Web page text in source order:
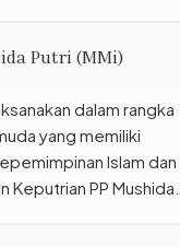
oleh 38 remaja
Putri (MMi)
dalam rangka
yang memiliki
Islam dan
Keputrian PP Mushida